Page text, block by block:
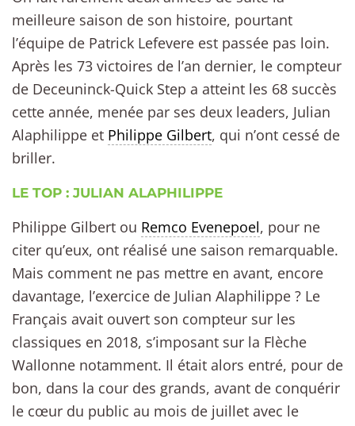
meilleure saison de son histoire, pourtant
l’équipe de Patrick Lefevere est passée pas loin.
Après les 73 victoires de l’an dernier, le compteur
de Deceuninck-Quick Step a atteint les 68 succès
cette année, menée par ses deux leaders, Julian
Alaphilippe et Philippe Gilbert, qui n’ont cessé de
briller.
LE TOP : JULIAN ALAPHILIPPE
Philippe Gilbert ou Remco Evenepoel, pour ne
citer qu’eux, ont réalisé une saison remarquable.
Mais comment ne pas mettre en avant, encore
davantage, l’exercice de Julian Alaphilippe ? Le
Français avait ouvert son compteur sur les
classiques en 2018, s’imposant sur la Flèche
Wallonne notamment. Il était alors entré, pour de
bon, dans la cour des grands, avant de conquérir
le cœur du public au mois de juillet avec le